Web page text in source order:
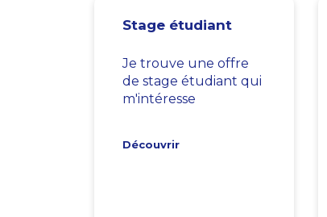
Stage étudiant
Je trouve une offre
de stage étudiant qui
m'intéresse
Découvrir